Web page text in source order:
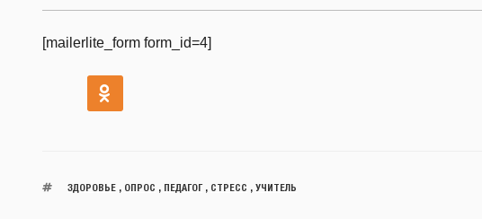
[mailerlite_form form_id=4]
ЗДОРОВЬЕ, ОПРОС ПЕДАГОГ, СТРЕСС УЧИТЕЛЬ